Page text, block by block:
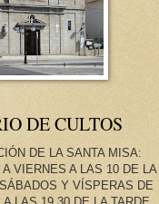
DE CULTOS
DE LA SANTA MISA:
A VIERNES A LAS 10 DE LA
Y VÍSPERAS DE